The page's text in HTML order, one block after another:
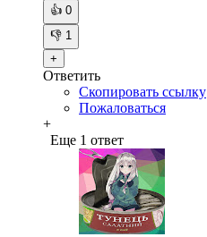
👍 0
👎 1
+
Ответить
Скопировать ссылку
Пожаловаться
+
Еще 1 ответ